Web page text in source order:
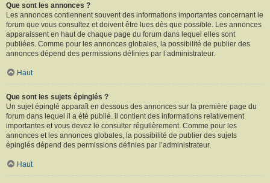
Que sont les annonces ?
Les annonces contiennent souvent des informations importantes concernant le
forum que vous consultez et doivent être lues dès que possible. Les annonces
apparaissent en haut de chaque page du forum dans lequel elles sont
publiées. Comme pour les annonces globales, la possibilité de publier des
annonces dépend des permissions définies par l’administrateur.
Haut
Que sont les sujets épinglés ?
Un sujet épinglé apparaît en dessous des annonces sur la première page du
forum dans lequel il a été publié. il contient des informations relativement
importantes et vous devez le consulter régulièrement. Comme pour les
annonces et les annonces globales, la possibilité de publier des sujets
épinglés dépend des permissions définies par l’administrateur.
Haut